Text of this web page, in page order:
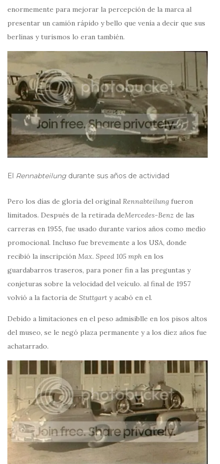
enormemente para mejorar la percepción de la marca al
presentar un camión rápido y bello que venía a decir que sus
berlinas y turismos lo eran también.
El Rennabteilung durante sus años de actividad
Pero los días de gloria del original Rennabteilung fueron
limitados. Después de la retirada deMercedes-Benz de las
carreras en 1955, fue usado durante varios años como medio
promocional. Incluso fue brevemente a los USA, donde
recibió la inscripción Max. Speed 105 mph en los
guardabarros traseros, para poner fin a las preguntas y
conjeturas sobre la velocidad del veículo. al final de 1957
volvió a la factoria de Stuttgart y acabó en el.
Debido a limitaciones en el peso admisiblle en los pisos altos
del museo, se le negó plaza permanente y a los diez años fue
achatarrado.